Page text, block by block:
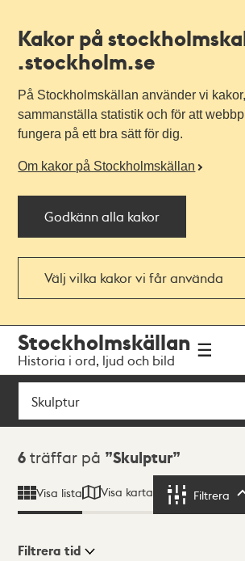
Kakor på
.stockholm.se
På Stockholmskällan använder vi
sammanställa statistik och för att
fungera på ett bra sätt för dig.
Om kakor på Stockholmskällan
Godkänn alla kakor
Välj vilka kakor vi får använda
navigationen
huvudinnehållet
Stockholmskällan
Historia i ord, ljud och bild
Sök
Sökresultat
6 träffar på Skulptur
Visa lista Visa karta Filtrera
Filtrera tid